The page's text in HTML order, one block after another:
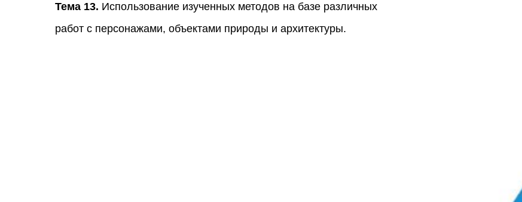
Тема 13. Использование изученных методов на базе различных
работ с персонажами, объектами природы и архитектуры.